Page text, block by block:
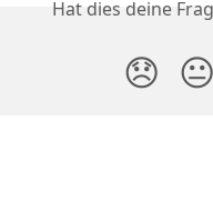
Hat dies deine
😞 😐